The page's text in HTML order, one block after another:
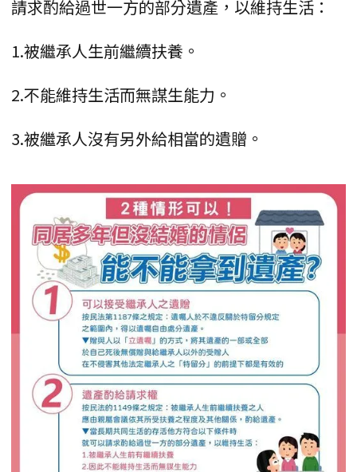
請求酌給過世一方的部分遺產，以維持生活：
1.被繼承人生前繼續扶養。
2.不能維持生活而無謀生能力。
3.被繼承人沒有另外給相當的遺贈。